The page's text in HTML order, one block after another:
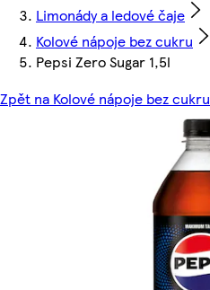
Limonády a ledové čaje
Kolové nápoje bez cukru
Pepsi Zero Sugar 1,5l
Zpět na Kolové nápoje bez cukru